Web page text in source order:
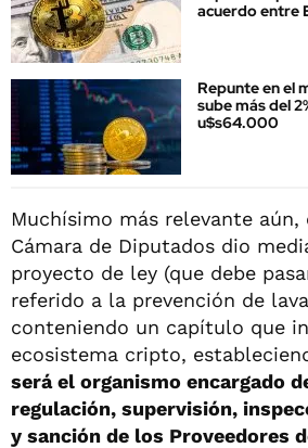
acuerdo entre
Repunte en el
sube más del
u$s64.000
Muchísimo más relevante aún,
Cámara de Diputados dio
proyecto de ley (que debe
referido a la prevención de
conteniendo un capítulo que
ecosistema cripto,
será el organismo encargado
regulación, supervisión,
y sanción de los Proveedores